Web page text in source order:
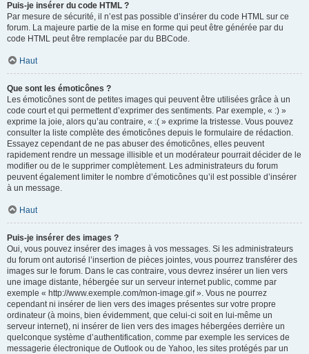
Puis-je insérer du code HTML ?
Par mesure de sécurité, il n’est pas possible d’insérer du code HTML sur ce
forum. La majeure partie de la mise en forme qui peut être générée par du
code HTML peut être remplacée par du BBCode.
Haut
Que sont les émoticônes ?
Les émoticônes sont de petites images qui peuvent être utilisées grâce à un
code court et qui permettent d’exprimer des sentiments. Par exemple, « :) »
exprime la joie, alors qu’au contraire, « :( » exprime la tristesse. Vous pouvez
consulter la liste complète des émoticônes depuis le formulaire de rédaction.
Essayez cependant de ne pas abuser des émoticônes, elles peuvent
rapidement rendre un message illisible et un modérateur pourrait décider de le
modifier ou de le supprimer complètement. Les administrateurs du forum
peuvent également limiter le nombre d’émoticônes qu’il est possible d’insérer
à un message.
Haut
Puis-je insérer des images ?
Oui, vous pouvez insérer des images à vos messages. Si les administrateurs
du forum ont autorisé l’insertion de pièces jointes, vous pourrez transférer des
images sur le forum. Dans le cas contraire, vous devrez insérer un lien vers
une image distante, hébergée sur un serveur internet public, comme par
exemple « http://www.exemple.com/mon-image.gif ». Vous ne pourrez
cependant ni insérer de lien vers des images présentes sur votre propre
ordinateur (à moins, bien évidemment, que celui-ci soit en lui-même un
serveur internet), ni insérer de lien vers des images hébergées derrière un
quelconque système d’authentification, comme par exemple les services de
messagerie électronique de Outlook ou de Yahoo, les sites protégés par un